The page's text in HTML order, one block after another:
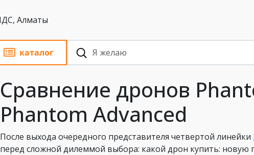
KZT, с НДС, Алматы
каталог
Сравнение дронов
Phantom Advanced
После выхода очередного представителя четвертой линейки
перед сложной дилеммой выбора: какой дрон купить: новую